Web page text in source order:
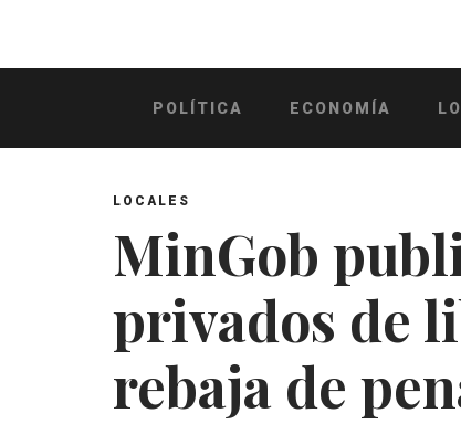
POLÍTICA ECONOMÍA
LOCALES
MinGob
privados de
rebaja de